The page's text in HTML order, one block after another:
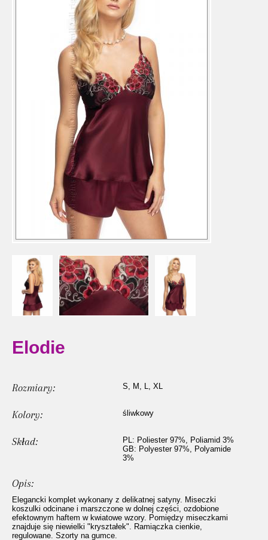
Elodie
Rozmiary: S, M, L, XL
Kolory: śliwkowy
Skład:
PL: Poliester 97%, Poliamid 3%
GB: Polyester 97%, Polyamide
3%
Opis:
Elegancki komplet wykonany z delikatnej satyny. Miseczki
koszulki odcinane i marszczone w dolnej części, ozdobione
efektownym haftem w kwiatowe wzory. Pomiędzy miseczkami
znajduje się niewielki "kryształek". Ramiączka cienkie,
regulowane. Szorty na gumce.